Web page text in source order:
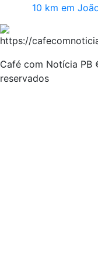
10 km em
Café com Notícia
reservados